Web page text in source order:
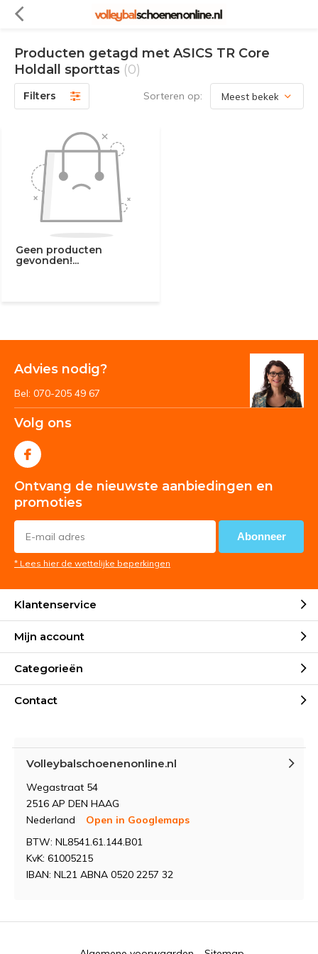
Producten getagd met ASICS TR Core
Holdall sporttas (0)
Filters Sorteren op:
Geen producten
gevonden!...
Advies nodig?
Bel: 070-205 49 67
Volg ons
Ontvang de nieuwste aanbiedingen en
promoties
Abonneer
* Lees hier de wettelijke beperkingen
Klantenservice
Mijn account
Categorieën
Contact
Volleybalschoenenonline.nl
Wegastraat 54
2516 AP DEN HAAG
Nederland
Open in Googlemaps
BTW: NL8541.61.144.B01
KvK: 61005215
IBAN: NL21 ABNA 0520 2257 32